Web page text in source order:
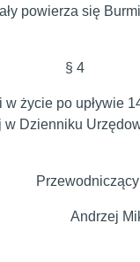
powierza się
§ 4
w życie po upływie
Dzienniku